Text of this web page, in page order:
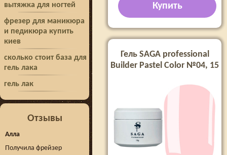
вытяжка для ногтей
фрезер для маникюра
и педикюра купить
киев
сколько стоит база для
гель лака
гель лак
Отзывы
Алла
Получила фрейзер
Купить
Гель SAGA professional
Builder Pastel Color №04, 15